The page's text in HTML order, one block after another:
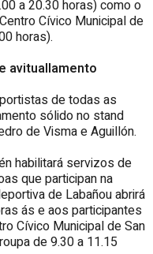
a 20.30 horas) como o
Cívico Municipal de
horas).
avituallamento
de todas as
sólido no stand
de Visma e Aguillón.
habilitará servizos de
que participan na
de Labañou abrirá
ás e aos participantes
Cívico Municipal de San
de 9.30 a 11.15